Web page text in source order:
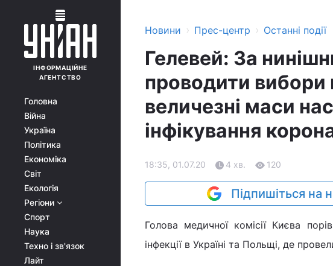
ІНФОРМАЦІЙНЕ
АГЕНТСТВО
Головна
Війна
Україна
Політика
Економіка
Світ
Екологія
Регіони
Спорт
Наука
Техно і зв'язок
Лайт
Новини › Прес-центр › Останні події
Гелевей: За
проводити вибори
величезні маси
інфікування
18:35, 01.07.20 4 хв. 120
Підпишіться на
Голова медичної комісії Києва
інфекції в Україні та Польщі, де